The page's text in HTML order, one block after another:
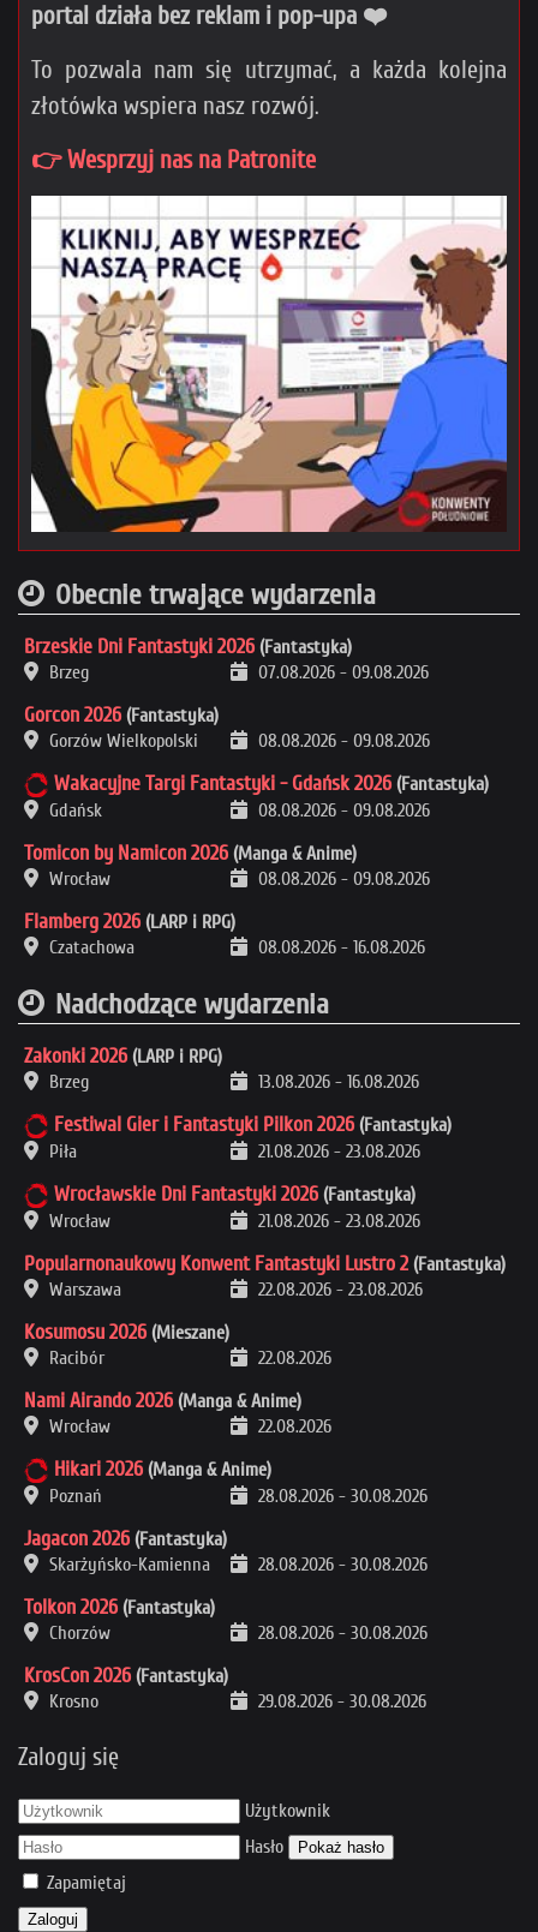
portal działa bez reklam i pop-upa ❤️
To pozwala nam się utrzymać, a każda kolejna
złotówka wspiera nasz rozwój.
👉 Wesprzyj nas na Patronite
Obecnie trwające wydarzenia
Brzeskie Dni Fantastyki 2026 (Fantastyka)
Brzeg
07.08.2026 - 09.08.2026
Gorcon 2026 (Fantastyka)
Gorzów Wielkopolski
08.08.2026 - 09.08.2026
Wakacyjne Targi Fantastyki - Gdańsk 2026 (Fantastyka)
Gdańsk
08.08.2026 - 09.08.2026
Tomicon by Namicon 2026 (Manga & Anime)
Wrocław
08.08.2026 - 09.08.2026
Flamberg 2026 (LARP i RPG)
Czatachowa
08.08.2026 - 16.08.2026
Nadchodzące wydarzenia
Zakonki 2026 (LARP i RPG)
Brzeg
13.08.2026 - 16.08.2026
Festiwal Gier i Fantastyki Pilkon 2026 (Fantastyka)
Piła
21.08.2026 - 23.08.2026
Wrocławskie Dni Fantastyki 2026 (Fantastyka)
Wrocław
21.08.2026 - 23.08.2026
Popularnonaukowy Konwent Fantastyki Lustro 2 (Fantastyka)
Warszawa
22.08.2026 - 23.08.2026
Kosumosu 2026 (Mieszane)
Racibór
22.08.2026
Nami Airando 2026 (Manga & Anime)
Wrocław
22.08.2026
Hikari 2026 (Manga & Anime)
Poznań
28.08.2026 - 30.08.2026
Jagacon 2026 (Fantastyka)
Skarżyńsko-Kamienna
28.08.2026 - 30.08.2026
Tolkon 2026 (Fantastyka)
Chorzów
28.08.2026 - 30.08.2026
KrosCon 2026 (Fantastyka)
Krosno
29.08.2026 - 30.08.2026
Zaloguj się
Użytkownik
Hasło
Pokaż hasło
Zapamiętaj
Zaloguj